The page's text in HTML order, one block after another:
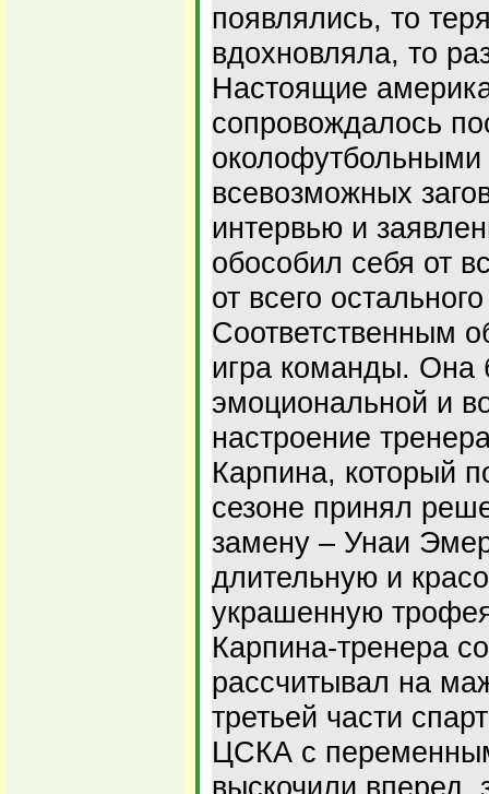
появлялись, то
вдохновляла, то
Настоящие
сопровождалось
околофутбольными
всевозможных
интервью и
обособил себя от
от всего
Соответственным
игра команды. Она
эмоциональной и
настроение
Карпина, который
сезоне принял
замену – Унаи
длительную и
украшенную
Карпина-тренера
рассчитывал на
третьей части
ЦСКА с
выскочили вперед,